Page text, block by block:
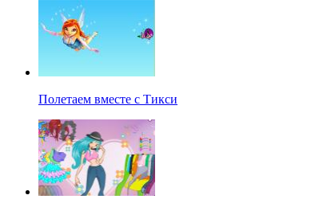
Полетаем вместе с Тикси